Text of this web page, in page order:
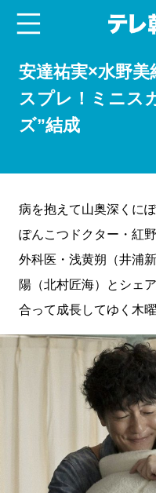
安達祐実×水野美
スプレ！ミニス
ズ”結成
病を抱えて山奥深くに
ぽんこつドクター・紅
外科医・浅黄朔（井浦
陽（北村匠海）とシェ
合って成長してゆく木